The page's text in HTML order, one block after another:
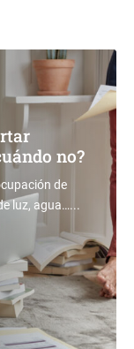
no?
de
luz, agua…...